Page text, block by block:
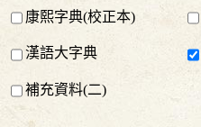
康熙字典(校正本)
漢語大字典
補充資料(二)